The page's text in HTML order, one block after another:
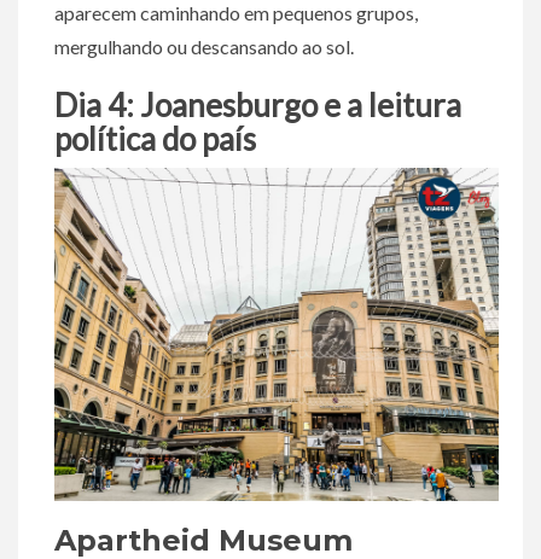
aparecem caminhando em pequenos grupos,
mergulhando ou descansando ao sol.
Dia 4: Joanesburgo e a leitura
política do país
Apartheid Museum